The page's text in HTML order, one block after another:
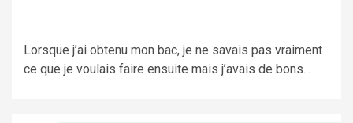
Lorsque j’ai obtenu mon bac, je ne savais pas vraiment
ce que je voulais faire ensuite mais j’avais de bons...